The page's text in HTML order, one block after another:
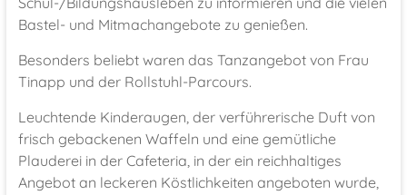
Bastel- und Mitmachangebote zu genießen.
Besonders beliebt waren das Tanzangebot von Frau
Tinapp und der Rollstuhl-Parcours.
Leuchtende Kinderaugen, der verführerische Duft von
frisch gebackenen Waffeln und eine gemütliche
Plauderei in der Cafeteria, in der ein reichhaltiges
Angebot an leckeren Köstlichkeiten angeboten wurde,